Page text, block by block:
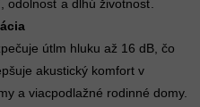
odolnosť a dlhú životnosť.
útlm hluku až 16 dB, čo
akustický komfort v
a viacpodlažné rodinné domy.